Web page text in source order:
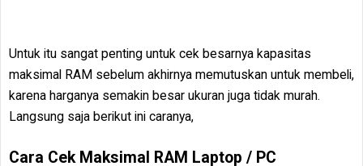
Untuk itu sangat penting untuk cek besarnya kapasitas
maksimal RAM sebelum akhirnya memutuskan untuk membeli,
karena harganya semakin besar ukuran juga tidak murah.
Langsung saja berikut ini caranya,
Cara Cek Maksimal RAM Laptop / PC